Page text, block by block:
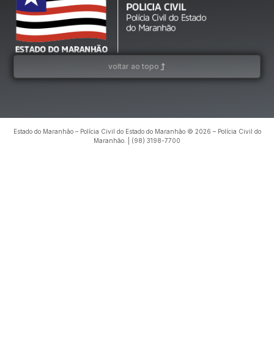
voltar ao topo
Estado do Maranhão – Polícia Civil do Estado do Maranhão © 2026 – Polícia Civil do
Maranhão. | (98) 3198-7700